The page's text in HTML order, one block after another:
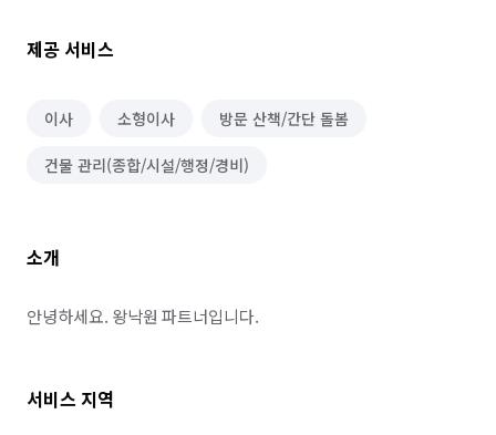
제공 서비스
이사 소형이사 방문 산책/간단 돌봄
건물 관리(종합/시설/행정/경비)
소개
안녕하세요. 왕낙원 파트너입니다.
서비스 지역